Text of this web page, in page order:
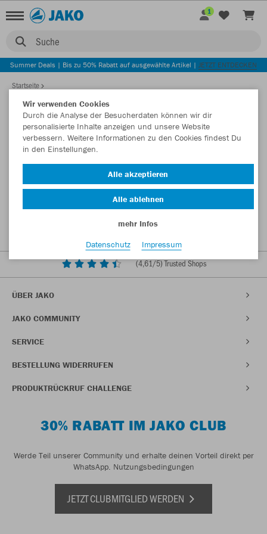
Suche
1
Summer Deals | Bis zu 50% Rabatt auf ausgewählte Artikel | JETZT ENTDECKEN
Startseite
(4,61/5) Trusted Shops
ÜBER JAKO
JAKO COMMUNITY
SERVICE
BESTELLUNG WIDERRUFEN
PRODUKTRÜCKRUF CHALLENGE
30% RABATT IM JAKO CLUB
Werde Teil unserer Community und erhalte deinen Vorteil direkt per
WhatsApp. Nutzungsbedingungen
JETZT CLUBMITGLIED WERDEN
Wir verwenden Cookies
Durch die Analyse der Besucherdaten können wir dir
personalisierte Inhalte anzeigen und unsere Website
verbessern. Weitere Informationen zu den Cookies findest Du
in den Einstellungen.
Alle akzeptieren
Alle ablehnen
mehr Infos
Datenschutz
Impressum